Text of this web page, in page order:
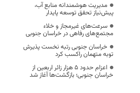
مدیریت هوشمندانه منابع آب،
پیش‌نیاز تحقق توسعه پایدار
سرعت‌های غیرمجاز و خلاء
مجتمع‌های رفاهی در خراسان جنوبی
خراسان جنوبی رتبه نخست پذیرش
توبه متهمان راکسب کرد
اعزام حدود 5 هزار زائر اربعین از
خراسان جنوبی؛ بازگشت‌ها آغاز شد